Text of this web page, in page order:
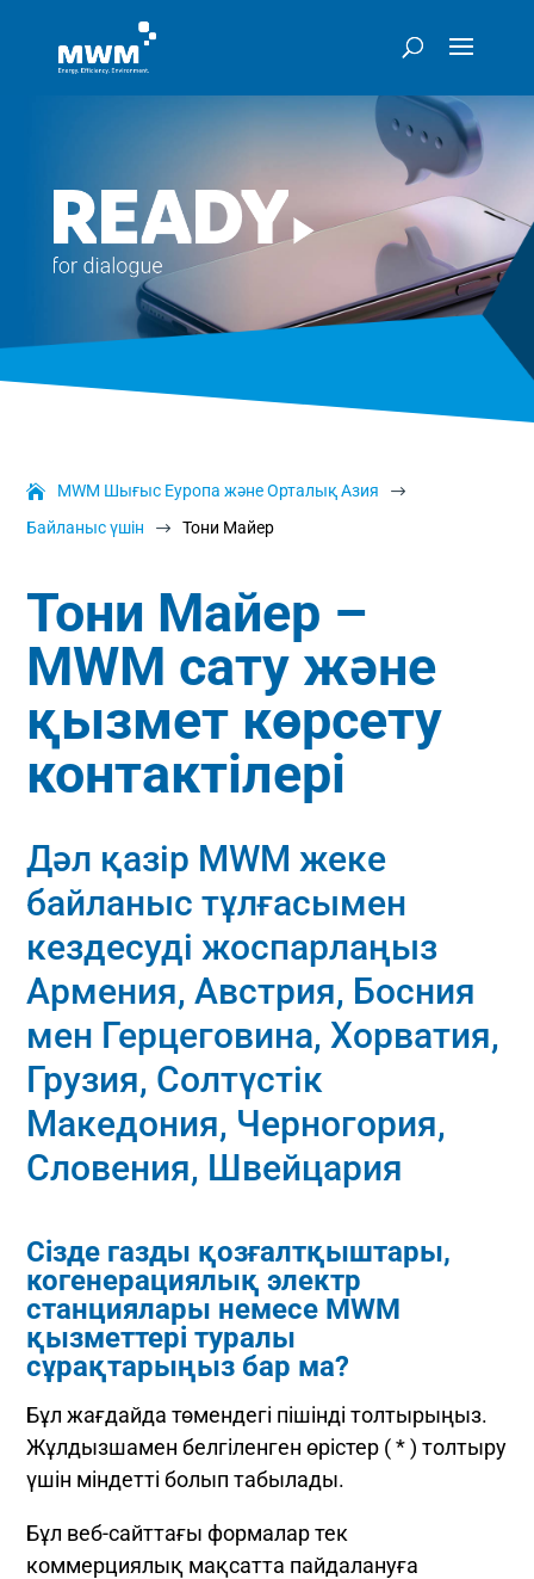
MWM Шығыс Еуропа және Орталық Азия $
Байланыс үшін $ Тони Майер
Тони Майер –
MWM сату және
қызмет көрсету
контактілері
Дәл қазір MWM жеке
байланыс тұлғасымен
кездесуді жоспарлаңыз
Армения, Австрия, Босния
мен Герцеговина, Хорватия,
Грузия, Солтүстік
Македония, Черногория,
Словения, Швейцария
Сізде газды қозғалтқыштары,
когенерациялық электр
станциялары немесе MWM
қызметтері туралы
сұрақтарыңыз бар ма?
Бұл жағдайда төмендегі пішінді толтырыңыз.
Жұлдызшамен белгіленген өрістер ( * ) толтыру
үшін міндетті болып табылады.
Бұл веб-сайттағы формалар тек
коммерциялық мақсатта пайдалануға